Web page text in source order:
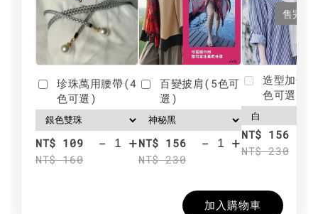
珍珠萬用腰帶(4
色可選)
NT$ 109
NT$ 160
- +
百變披肩(5色可
選)
NT$ 156
NT$ 230
- +
售完
造型加分
色可選)
NT$ 156
NT$ 230
加入購物車